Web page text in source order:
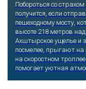
Побороться со
получится, если
пешеходному мосту,
высоте 218 метров
Ахштырское ущелье и
посмелее, прыгают на
на скоростном
помогает уютная